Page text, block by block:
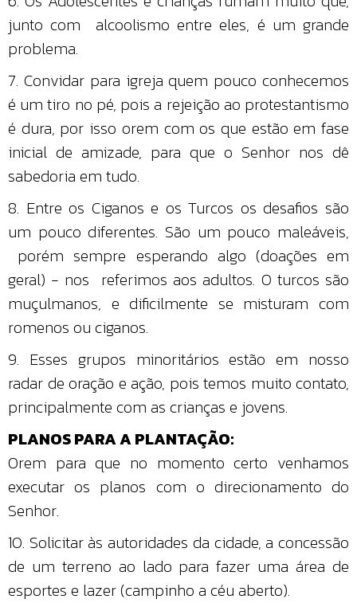
junto com alcoolismo entre eles, é um grande
problema.
7. Convidar para igreja quem pouco conhecemos
é um tiro no pé, pois a rejeição ao protestantismo
é dura, por isso orem com os que estão em fase
inicial de amizade, para que o Senhor nos dê
sabedoria em tudo.
8. Entre os Ciganos e os Turcos os desafios são
um pouco diferentes. São um pouco maleáveis,
porém sempre esperando algo (doações em
geral) - nos referimos aos adultos. O turcos são
muçulmanos, e dificilmente se misturam com
romenos ou ciganos.
9. Esses grupos minoritários estão em nosso
radar de oração e ação, pois temos muito contato,
principalmente com as crianças e jovens.
PLANOS PARA A PLANTAÇÃO:
Orem para que no momento certo venhamos
executar os planos com o direcionamento do
Senhor.
10. Solicitar às autoridades da cidade, a concessão
de um terreno ao lado para fazer uma área de
esportes e lazer (campinho a céu aberto).